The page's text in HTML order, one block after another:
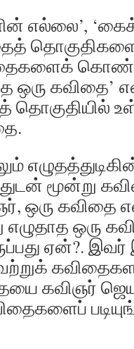
எல்லை’,
தொகுதிகளை
ஒரு கவிதை’
தொகுதியில்
மூன்று
ஒரு கவிதை
எழுதாத ஒரு
ஏன்?.
கவிஞர்